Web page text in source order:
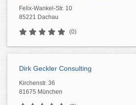
Felix-Wankel-Str. 10
85221 Dachau
(0)
Dirk Geckler Consulting
Kirchenstr. 36
81675 München